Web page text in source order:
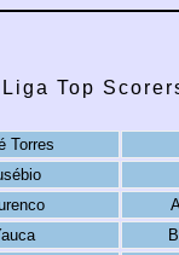
Top
Torres